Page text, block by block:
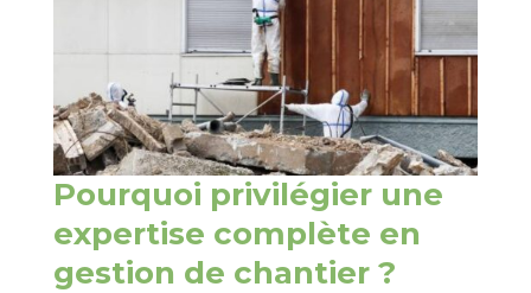
Pourquoi privilégier une
expertise complète en
gestion de chantier ?